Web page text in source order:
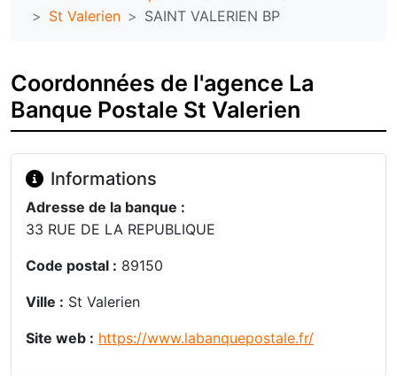
St Valerien
SAINT VALERIEN BP
Coordonnées de l'agence La
Banque Postale St Valerien
Informations
Adresse de la banque :
33 RUE DE LA REPUBLIQUE
Code postal : 89150
Ville : St Valerien
Site web : https://www.labanquepostale.fr/